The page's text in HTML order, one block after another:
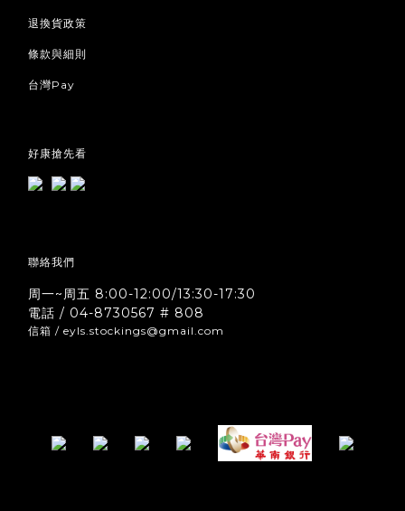
退換貨政策
條款與細則
台灣Pay
好康搶先看
聯絡我們
周一~周五 8:00-12:00/13:30-17:30
電話 / 04-8730567 # 808
信箱 / eyls.stockings@gmail.com